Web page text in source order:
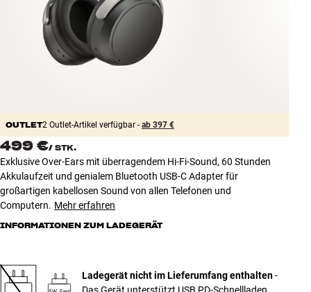
Zubehör
INSPIRATION
ANGEBOTE
Store Finden
Kundendienst
Kundendienst
OUTLET2 Outlet-Artikel verfügbar - ab 397 €
499 €/ STK.
Exklusive Over-Ears mit überragendem Hi-Fi-Sound, 60 Stunden
Akkulaufzeit und genialem Bluetooth USB-C Adapter für
großartigen kabellosen Sound von allen Telefonen und
Computern. Mehr erfahren
INFORMATIONEN ZUM LADEGERÄT
Ladegerät nicht im Lieferumfang enthalten-
Das Gerät unterstützt USB PD-Schnellladen.